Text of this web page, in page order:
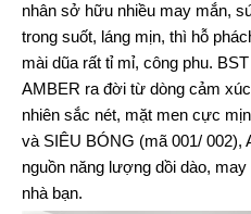
nhân sở hữu nhiều may mắn,
trong suốt, láng mịn, thì hỗ
mài dũa rất tỉ mỉ, công phu.
AMBER ra đời từ dòng cảm
nhiên sắc nét, mặt men cực
và SIÊU BÓNG (mã 001/ 002),
nguồn năng lượng dồi dào,
nhà bạn.